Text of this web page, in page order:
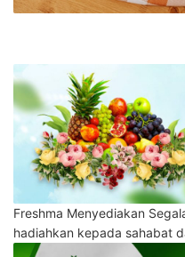
Freshma Menyediakan
hadiahkan kepada sahabat